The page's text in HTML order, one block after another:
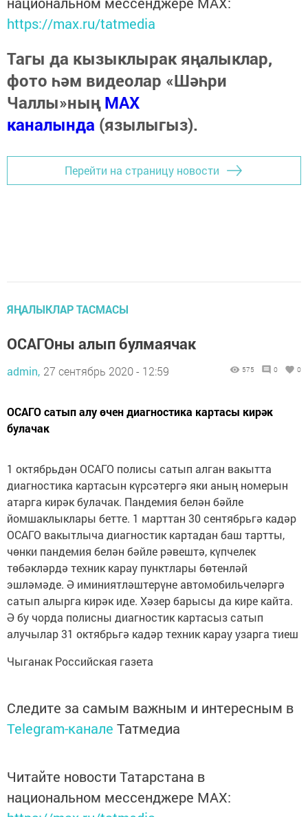
https://max.ru/tatmedia
Тагы да кызыклырак яңалыклар,
фото һәм видеолар «Шәһри
Чаллы»ныңMAX
каналында (язылыгыз).
Перейти на страницу новости
ЯҢАЛЫКЛАР ТАСМАСЫ
ОСАГОны алып булмаячак
admin, 27 сентябрь 2020 - 12:59 575 0 0
ОСАГО сатып алу өчен диагностика картасы кирәк
булачак
1 октябрьдән ОСАГО полисы сатып алган вакытта
диагностика картасын күрсәтергә яки аның номерын
атарга кирәк булачак. Пандемия белән бәйле
йомшаклыклары бетте. 1 марттан 30 сентябрьгә кадәр
ОСАГО вакытлыча диагностик картадан баш тартты,
чөнки пандемия белән бәйле рәвештә, күпчелек
төбәкләрдә техник карау пунктлары бөтенләй
эшләмәде. Ә иминиятләштерүне автомобильчеләргә
сатып алырга кирәк иде. Хәзер барысы да кире кайта.
Ә бу чорда полисны диагностик картасыз сатып
алучылар 31 октябрьгә кадәр техник карау узарга тиеш
Чыганак Российская газета
Следите за самым важным и интересным в
Telegram-канале Татмедиа
Читайте новости Татарстана в
национальном мессенджере MАХ: